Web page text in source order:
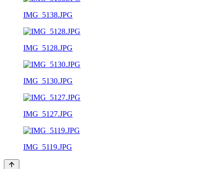
IMG_5138.JPG
IMG_5128.JPG
IMG_5130.JPG
IMG_5127.JPG
IMG_5119.JPG